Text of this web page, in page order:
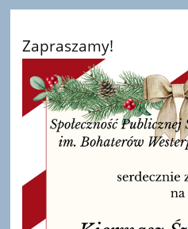
Zapraszamy!